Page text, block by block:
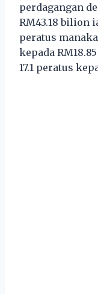
perdagangan
RM43.18 bilion
peratus
kepada
17.1 peratus